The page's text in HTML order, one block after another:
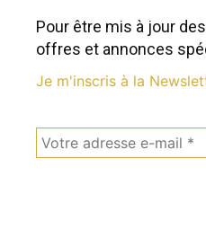
Pour être mis à jour
offres et annonces
Je m'inscris à la